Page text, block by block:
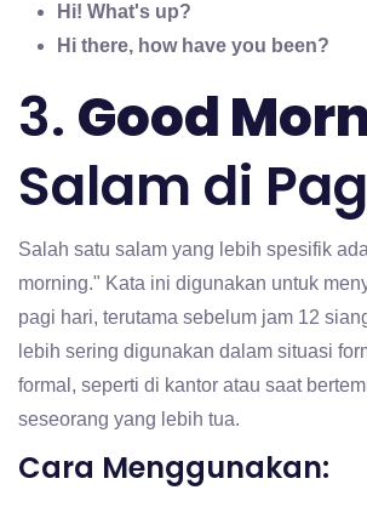
Hi! What's up?
Hi there, how have you been?
3. Good
Salam di
Salah satu salam yang lebih spesifik
morning." Kata ini digunakan untuk
pagi hari, terutama sebelum jam 12
lebih sering digunakan dalam situasi
formal, seperti di kantor atau saat
seseorang yang lebih tua.
Cara Menggunakan: